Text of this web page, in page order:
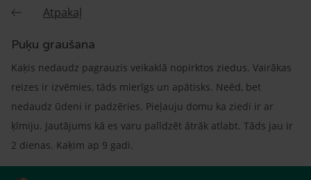
Atpakaļ
Puķu graušana
Kaķis nedaudz pagrauzis veikaklā nopirktos ziedus. Vairākas
reizes ir izvēmies, tāds mierīgs un apātisks. Neēd, bet
nedaudz ūdeni ir padzēries. Pieļauju domu ka ziedi ir ar
ķīmiju. Jautājums kā es varu palīdzēt ātrāk atlabt. Tāds jau ir
2 dienas. Kaķim ap 9 gadi.